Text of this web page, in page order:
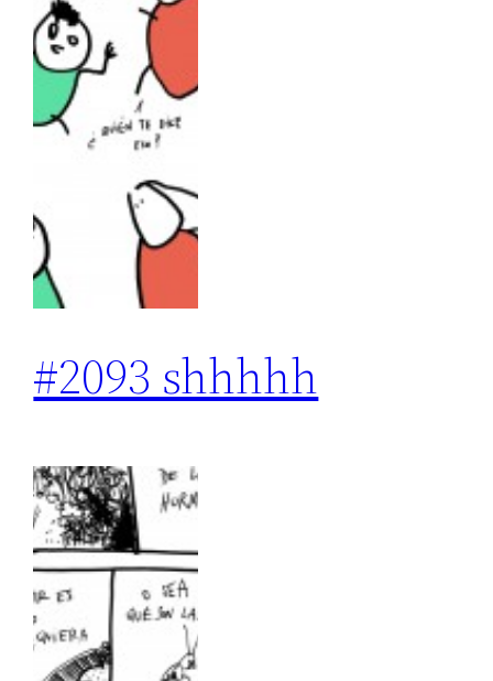
#2093 shhhhh